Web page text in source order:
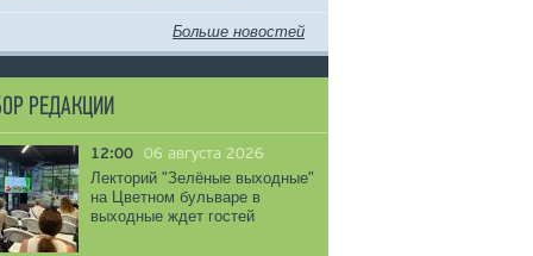
Больше новостей
РЕДАКЦИИ
12:00 06 августа 2026
Лекторий "Зелёные выходные"
на Цветном бульваре в
выходные ждет гостей